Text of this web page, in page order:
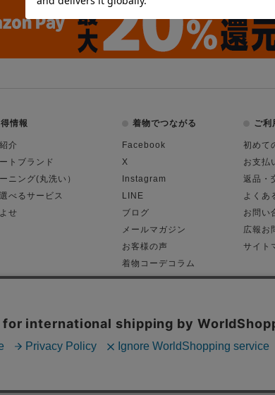
情報
介
トブランド
ニング(丸洗い）
べるサービス
せ
着物でつながる
Facebook
X
Instagram
LINE
ブログ
メールマガジン
お客様の声
着物コーデコラム
ご利
初めて
お支払
返品・
よくあ
お問い
広報お
サイト